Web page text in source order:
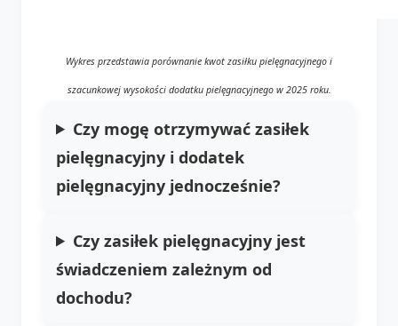
Wykres przedstawia porównanie kwot zasiłku pielęgnacyjnego i
szacunkowej wysokości dodatku pielęgnacyjnego w 2025 roku.
Czy mogę otrzymywać zasiłek
pielęgnacyjny i dodatek
pielęgnacyjny jednocześnie?
Czy zasiłek pielęgnacyjny jest
świadczeniem zależnym od
dochodu?